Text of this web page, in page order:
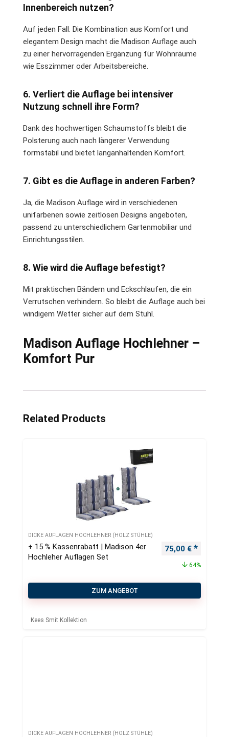
Innenbereich nutzen?
Auf jeden Fall. Die Kombination aus Komfort und
elegantem Design macht die Madison Auflage auch
zu einer hervorragenden Ergänzung für Wohnräume
wie Esszimmer oder Arbeitsbereiche.
6. Verliert die Auflage bei intensiver
Nutzung schnell ihre Form?
Dank des hochwertigen Schaumstoffs bleibt die
Polsterung auch nach längerer Verwendung
formstabil und bietet langanhaltenden Komfort.
7. Gibt es die Auflage in anderen Farben?
Ja, die Madison Auflage wird in verschiedenen
unifarbenen sowie zeitlosen Designs angeboten,
passend zu unterschiedlichem Gartenmobiliar und
Einrichtungsstilen.
8. Wie wird die Auflage befestigt?
Mit praktischen Bändern und Eckschlaufen, die ein
Verrutschen verhindern. So bleibt die Auflage auch bei
windigem Wetter sicher auf dem Stuhl.
Madison Auflage Hochlehner –
Komfort Pur
Related Products
DICKE AUFLAGEN HOCHLEHNER (HOLZ STÜHLE)
+ 15 % Kassenrabatt | Madison 4er
Hochleher Auflagen Set
Ursprünglicher
75,00 €
64%
ZUM ANGEBOT
Kees Smit Kollektion
DICKE AUFLAGEN HOCHLEHNER (HOLZ STÜHLE)